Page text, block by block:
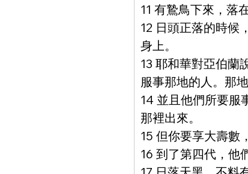
11 有鷙鳥下來，落
12 日頭正落的時候
身上。
13 耶和華對亞伯蘭
服事那地的人。那
14 並且他們所要服
那裡出來。
15 但你要享大壽數
16 到了第四代，他